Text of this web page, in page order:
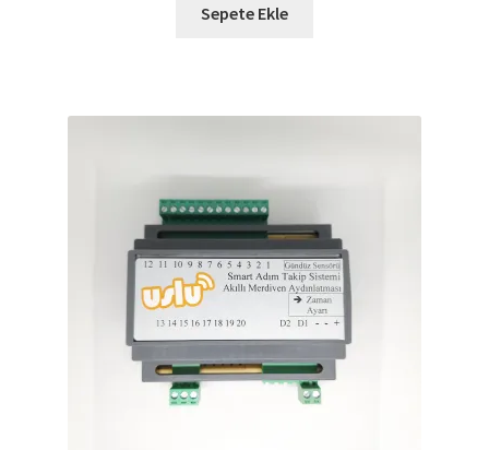
Sepete Ekle